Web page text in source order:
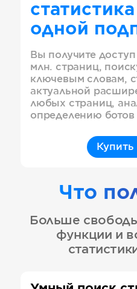
одной
Вы получите
млн. страниц,
ключевым словам,
актуальной
любых страниц,
определению
Купить
Что
Больше
функции и